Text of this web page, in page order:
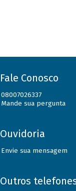
Fale Conosco
08007026337
Mande sua pergunta
Ouvidoria
Envie sua mensagem
Outros